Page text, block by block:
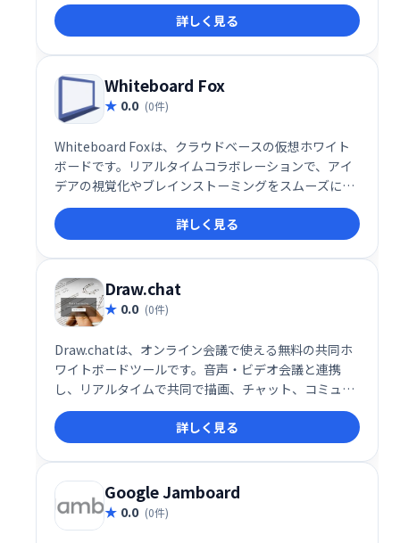
ます。
詳しく見る
Whiteboard Fox
0.0 (0件)
Whiteboard Foxは、クラウドベースの仮想ホワイト
ボードです。リアルタイムコラボレーションで、アイ
デアの視覚化やブレインストーミングをスムーズに行
えます。チームメンバーは、独自のURLでホワイトボ
ードを共有し、デバイス間での変更も追跡可能。効率
的なチームワークとアイデア創出を支援します。手軽
に利用でき、直感的な操作で、スムーズなコミュニケ
ーションを実現します。
詳しく見る
Draw.chat
0.0 (0件)
Draw.chatは、オンライン会議で使える無料の共同ホ
ワイトボードツールです。音声・ビデオ会議と連携
し、リアルタイムで共同で描画、チャット、コミュニ
ケーションできます。シンプルで高速な操作性で、ウ
ェブ上のペイントツールのように手軽に利用可能で
す。
詳しく見る
Google Jamboard
0.0 (0件)